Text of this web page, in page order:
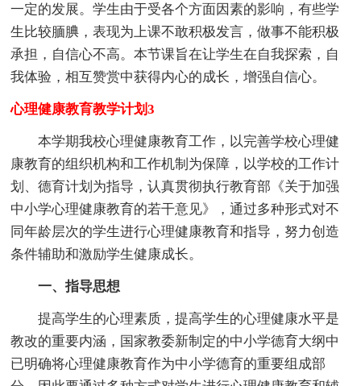
一定的发展。学生由于受各个方面因素的影响，有些学
生比较腼腆，表现为上课不敢积极发言，做事不能积极
承担，自信心不高。本节课旨在让学生在自我探索，自
我体验，相互赞赏中获得内心的成长，增强自信心。
心理健康教育教学计划3
本学期我校心理健康教育工作，以完善学校心理健
康教育的组织机构和工作机制为保障，以学校的工作计
划、德育计划为指导，认真贯彻执行教育部《关于加强
中小学心理健康教育的若干意见》，通过多种形式对不
同年龄层次的学生进行心理健康教育和指导，努力创造
条件辅助和激励学生健康成长。
一、指导思想
提高学生的心理素质，提高学生的心理健康水平是
教改的重要内涵，国家教委新制定的中小学德育大纲中
已明确将心理健康教育作为中小学德育的重要组成部